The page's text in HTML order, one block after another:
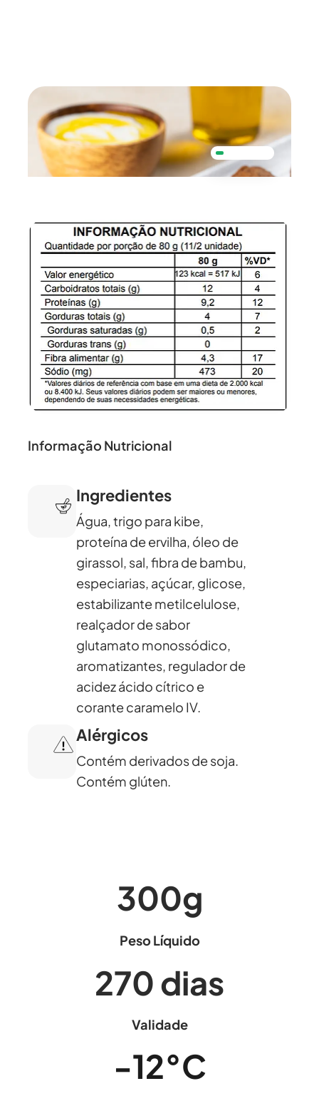
Informação Nutricional
Ingredientes
Água, trigo para kibe,
proteína de ervilha, óleo de
girassol, sal, fibra de bambu,
especiarias, açúcar, glicose,
estabilizante metilcelulose,
realçador de sabor
glutamato monossódico,
aromatizantes, regulador de
acidez ácido cítrico e
corante caramelo IV.
Alérgicos
Contém derivados de soja.
Contém glúten.
300g
Peso Líquido
270dias
Validade
-12°C